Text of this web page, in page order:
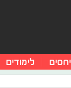
יחסים לימודים